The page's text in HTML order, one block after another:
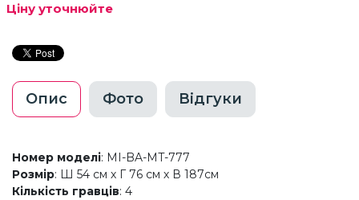
Ціну уточнюйте
Опис Фото Відгуки
Номер моделі: MI-BA-MT-777
Розмір: Ш 54 см х Г 76 см х В 187см
Кількість гравців: 4